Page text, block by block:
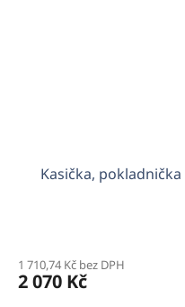
Kasička,
1 710,74 Kč bez DPH
2 070 Kč